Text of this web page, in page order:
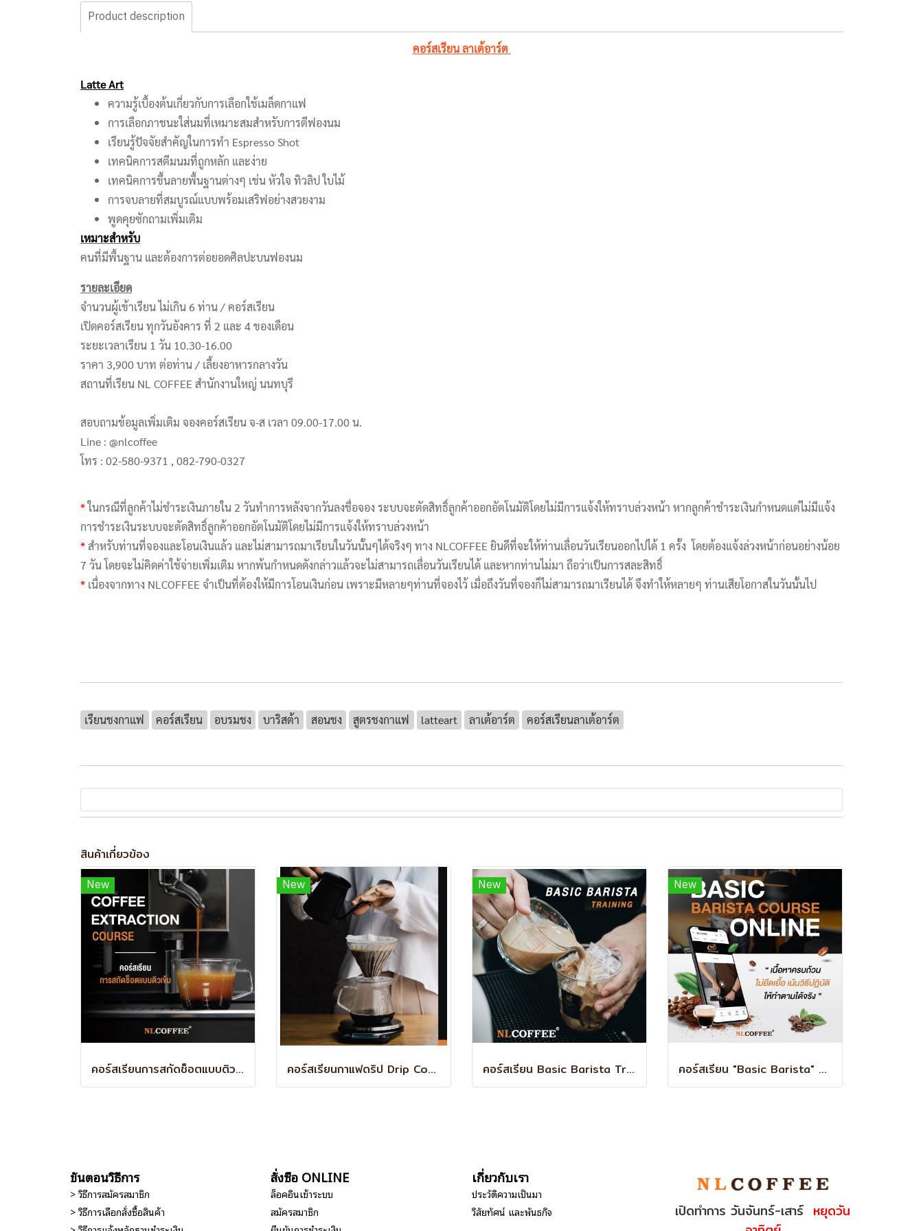
Product description
คอร์สเรียน ลาเต้อาร์ต
Latte Art
ความรู้เบื้องต้นเกี่ยวกับการเลือกใช้เมล็ดกาแฟ
การเลือกภาชนะใส่นมที่เหมาะสมสำหรับการตีฟองนม
เรียนรู้ปัจจัยสำคัญในการทำ Espresso Shot
เทคนิคการสตีมนมที่ถูกหลัก และง่าย
เทคนิคการขึ้นลายพื้นฐานต่างๆ เช่น หัวใจ ทิวลิป ใบไม้
การจบลายที่สมบูรณ์แบบพร้อมเสริฟอย่างสวยงาม
พูดคุยซักถามเพิ่มเติม
เหมาะสำหรับ
คนที่มีพื้นฐาน และต้องการต่อยอดศิลปะบนฟองนม
รายละเอียด
จำนวนผู้เข้าเรียน ไม่เกิน 6 ท่าน / คอร์สเรียน
เปิดคอร์สเรียน ทุกวันอังคาร ที่ 2 และ 4 ของเดือน
ระยะเวลาเรียน 1 วัน 10.30-16.00
ราคา 3,900 บาท ต่อท่าน / เลี้ยงอาหารกลางวัน
สถานที่เรียน NL COFFEE สำนักงานใหญ่ นนทบุรี
สอบถามข้อมูลเพิ่มเติม จองคอร์สเรียน จ-ส เวลา 09.00-17.00 น.
Line : @nlcoffee
โทร : 02-580-9371 , 082-790-0327
*ในกรณีที่ลูกค้าไม่ชำระเงินภายใน 2 วันทำการหลังจากวันลงชื่อจอง ระบบจะตัดสิทธิ์ลูกค้าออกอัตโนมัติโดยไม่มีการแจ้งให้ทราบล่วงหน้า หากลูกค้าชำระเงินกำหนดแต่ไม่มีแจ้ง
การชำระเงินระบบจะตัดสิทธิ์ลูกค้าออกอัตโนมัติโดยไม่มีการแจ้งให้ทราบล่วงหน้า
*สำหรับท่านที่จองและโอนเงินแล้ว และไม่สามารถมาเรียนในวันนั้นๆได้จริงๆ ทาง NLCOFFEE ยินดีที่จะให้ท่านเลื่อนวันเรียนออกไปได้ 1 ครั้ง โดยต้องแจ้งล่วงหน้าก่อนอย่างน้อย
7 วัน โดยจะไม่คิดค่าใช้จ่ายเพิ่มเติม หากพ้นกำหนดดังกล่าวแล้วจะไม่สามารถเลื่อนวันเรียนได้ และหากท่านไม่มา ถือว่าเป็นการสละสิทธิ์
* เนื่องจากทาง NLCOFFEE จำเป็นที่ต้องให้มีการโอนเงินก่อน เพราะมีหลายๆท่านที่จองไว้ เมื่อถึงวันที่จองก็ไม่สามารถมาเรียนได้ จึงทำให้หลายๆ ท่านเสียโอกาสในวันนั้นไป
เรียนชงกาแฟ คอร์สเรียน อบรมชง บาริสต้า สอนชง สูตรชงกาแฟ latteart ลาเต้อาร์ต คอร์สเรียนลาเต้อาร์ต
สินค้าเกี่ยวข้อง
New
คอร์สเรียนการสกัดช็อตแบบติวเข้ม Coffee Extraction Course
New
คอร์สเรียนกาแฟดริป Drip​ Course
New
คอร์สเรียน Basic Barista Traning
New
คอร์สเรียน "Basic Barista" ออนไลน์
ขั้นตอนวิธีการ
> วิธีการสมัครสมาชิก
> วิธีการเลือกสั่งซื้อสินค้า
สั่งซื้อ ONLINE
ล็อคอินเข้าระบบ
สมัครสมาชิก
เกี่ยวกับเรา
ประวัติความเป็นมา
วิสัยทัศน์ และพันธกิจ
เปิดทำการ วันจันทร์-เสาร์ หยุดวัน